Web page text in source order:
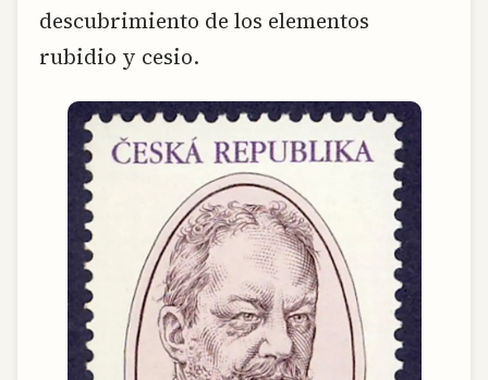
descubrimiento de los elementos
rubidio y cesio.